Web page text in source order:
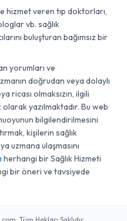
hizmet veren tıp doktorları,
vb. sağlık
buluşturan bağımsız bir
yorumları ve
doğrudan veya dolaylı
ricası olmaksızın, ilgili
yazılmaktadır. Bu web
bilgilendirilmesini
kişilerin sağlık
uzmana ulaşmasını
herhangi bir Sağlık Hizmeti
bir öneri ve tavsiyede